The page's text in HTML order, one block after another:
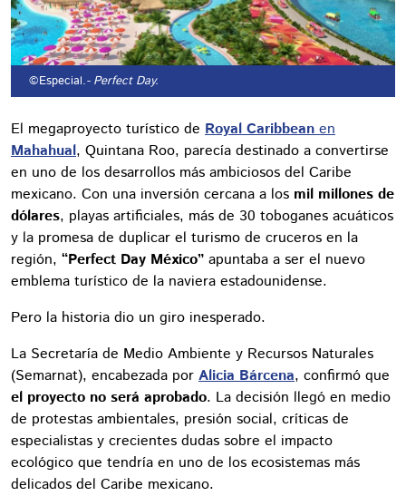
©Especial.- Perfect Day.
El megaproyecto turístico de Royal Caribbean en
Mahahual, Quintana Roo, parecía destinado a convertirse
en uno de los desarrollos más ambiciosos del Caribe
mexicano. Con una inversión cercana a los mil millones de
dólares, playas artificiales, más de 30 toboganes acuáticos
y la promesa de duplicar el turismo de cruceros en la
región, “Perfect Day México” apuntaba a ser el nuevo
emblema turístico de la naviera estadounidense.
Pero la historia dio un giro inesperado.
La Secretaría de Medio Ambiente y Recursos Naturales
(Semarnat), encabezada por Alicia Bárcena, confirmó que
el proyecto no será aprobado. La decisión llegó en medio
de protestas ambientales, presión social, críticas de
especialistas y crecientes dudas sobre el impacto
ecológico que tendría en uno de los ecosistemas más
delicados del Caribe mexicano.